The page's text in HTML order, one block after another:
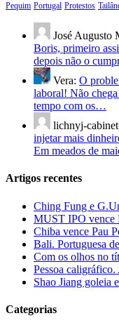
Pequim Portugal Protestos
José Augusto
Boris, primeiro
depois não o
Vera: O
laboral! Não
tempo com os…
lichnyj-
injetar mais
Em meados de
Artigos recentes
Ching Fung e
MUST IPO vence
Chiba vence Pau
Bali. Portuguesa
Com os olhos no
Pessoa
Shao Jiang goleia
Categorias